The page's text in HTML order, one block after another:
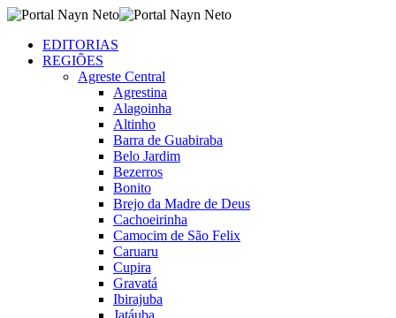
EDITORIAS
REGIÕES
Agreste Central
Agrestina
Alagoinha
Altinho
Barra de Guabiraba
Belo Jardim
Bezerros
Bonito
Brejo da Madre de Deus
Cachoeirinha
Camocim de São Felix
Caruaru
Cupira
Gravatá
Ibirajuba
Jatáuba